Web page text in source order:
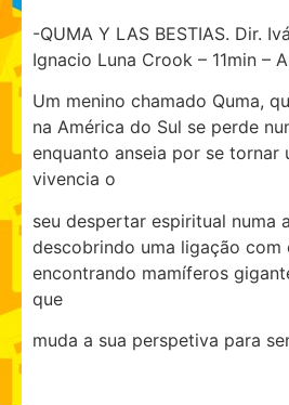
-QUMA Y LAS BESTIAS. Dir.
Ignacio Luna Crook – 11min –
Um menino chamado Quma,
na América do Sul se perde
enquanto anseia por se tornar
vivencia o
seu despertar espiritual numa
descobrindo uma ligação com
encontrando mamíferos
que
muda a sua perspetiva para